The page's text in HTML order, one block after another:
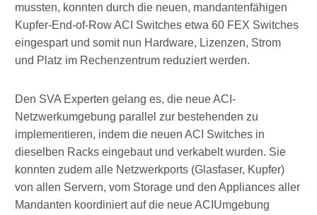
mussten, konnten durch die neuen, mandantenfähigen
Kupfer-End-of-Row ACI Switches etwa 60 FEX Switches
eingespart und somit nun Hardware, Lizenzen, Strom
und Platz im Rechenzentrum reduziert werden.
Den SVA Experten gelang es, die neue ACI-
Netzwerkumgebung parallel zur bestehenden zu
implementieren, indem die neuen ACI Switches in
dieselben Racks eingebaut und verkabelt wurden. Sie
konnten zudem alle Netzwerkports (Glasfaser, Kupfer)
von allen Servern, vom Storage und den Appliances aller
Mandanten koordiniert auf die neue ACIUmgebung